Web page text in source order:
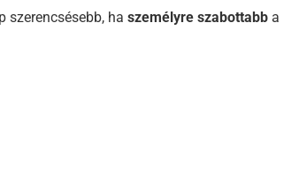
szerencsésebb, ha személyre szabottabb a